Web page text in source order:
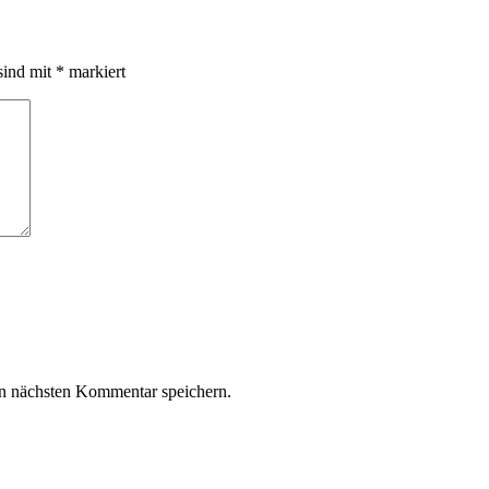
mit * markiert
Kommentar speichern.